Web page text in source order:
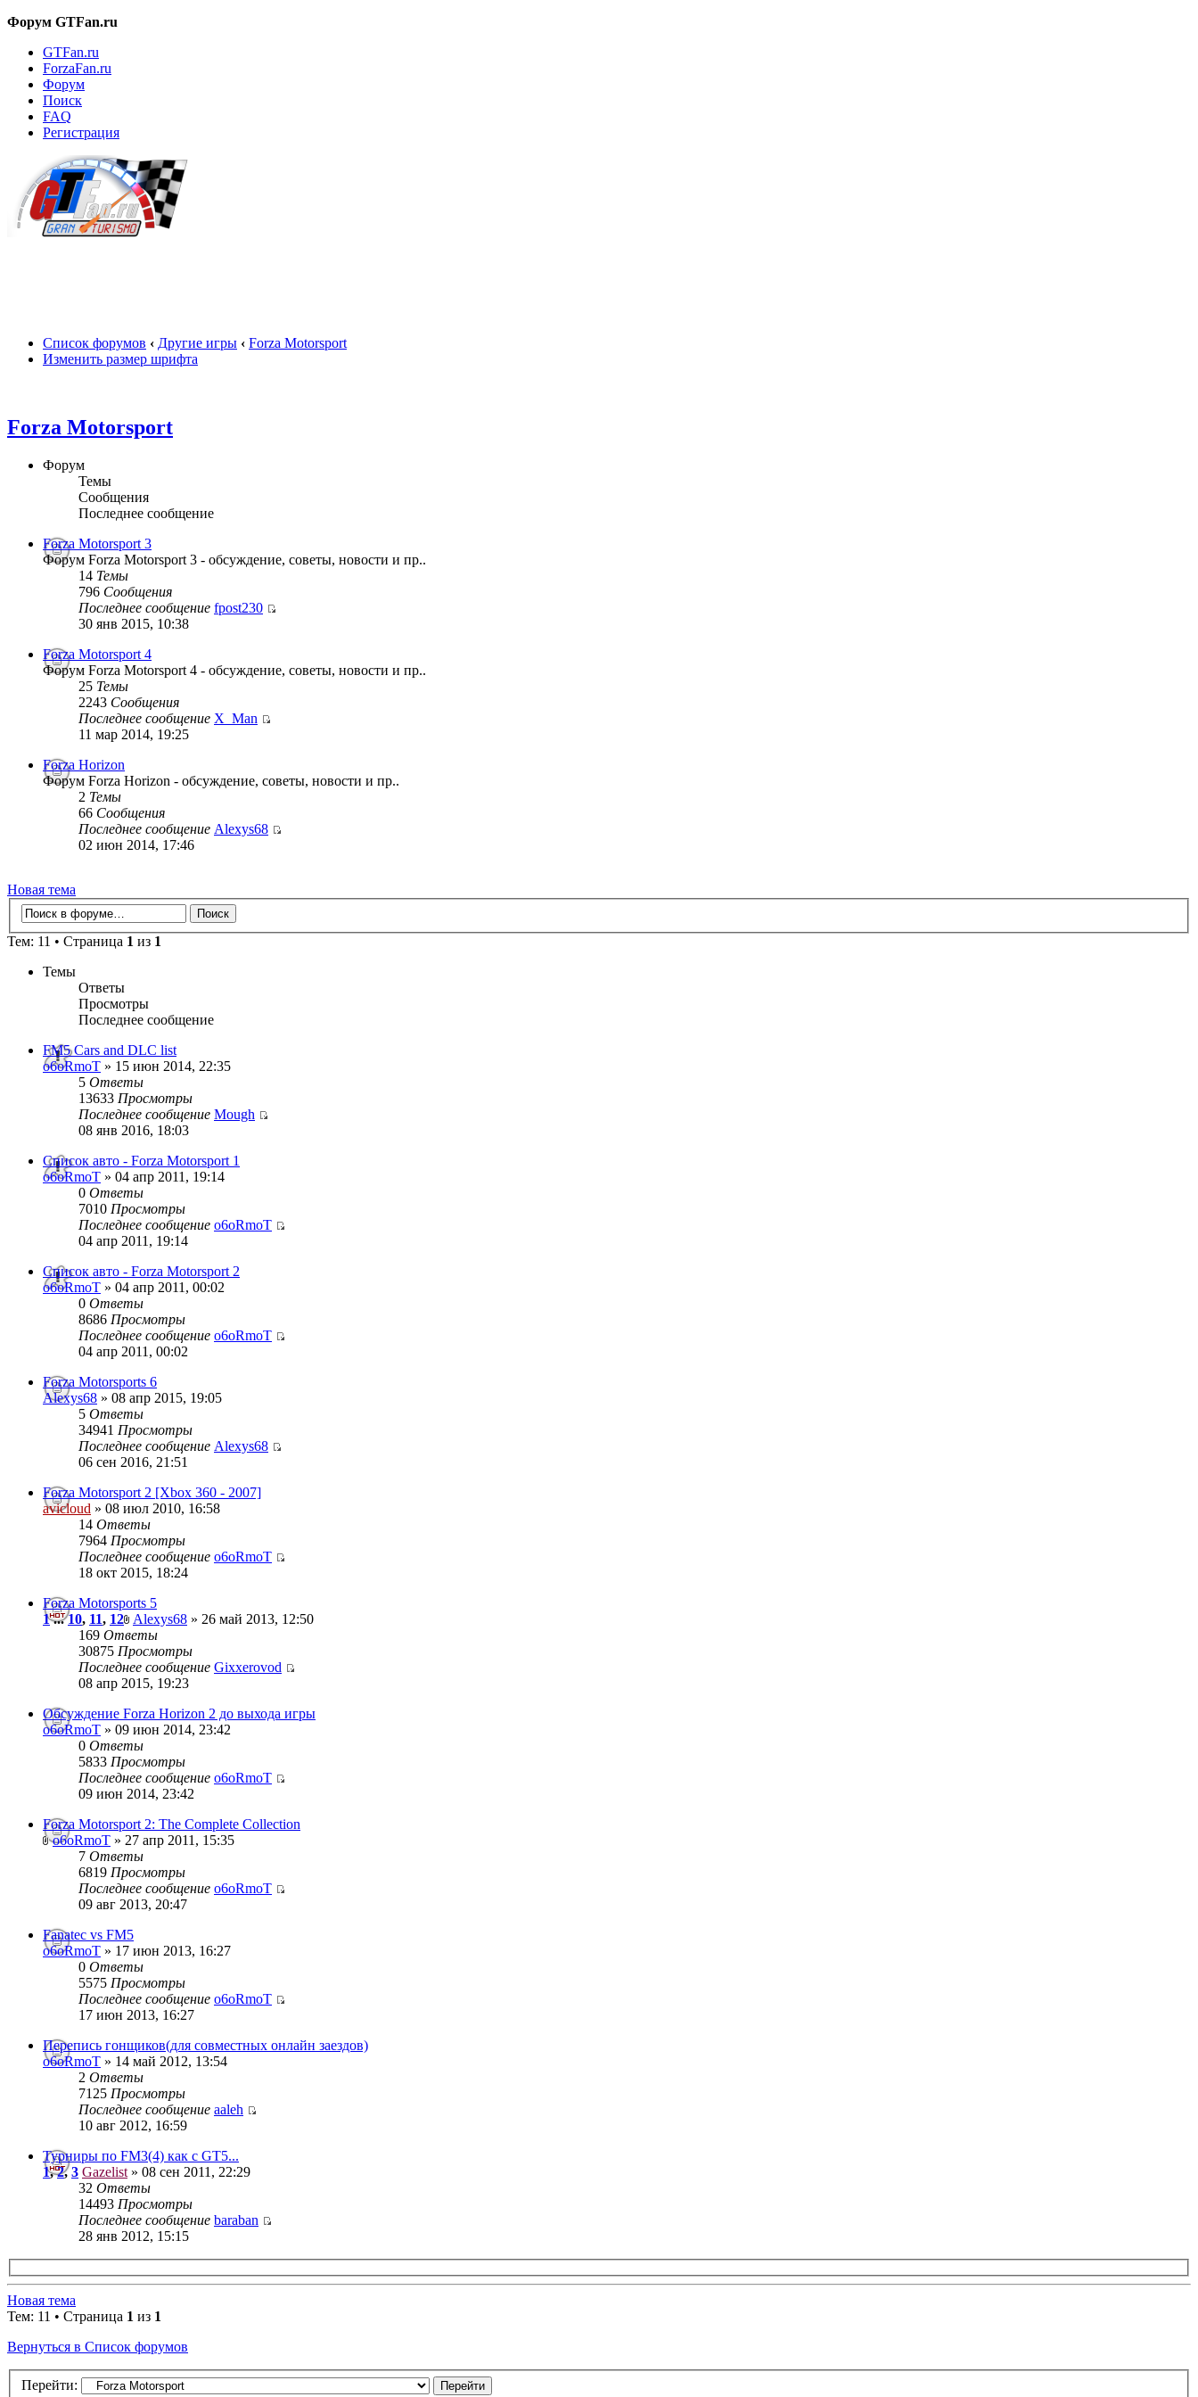
Форум GTFan.ru
GTFan.ru
ForzaFan.ru
Форум
Поиск
FAQ
Регистрация
Список форумов ‹ Другие игры ‹ Forza Motorsport
Изменить размер шрифта
Forza Motorsport
Форум
Темы
Сообщения
Последнее сообщение
Forza Motorsport 3
Форум Forza Motorsport 3 - обсуждение, советы, новости и пр..
14 Темы
796 Сообщения
Последнее сообщение fpost230
30 янв 2015, 10:38
Forza Motorsport 4
Форум Forza Motorsport 4 - обсуждение, советы, новости и пр..
25 Темы
2243 Сообщения
Последнее сообщение X_Man
11 мар 2014, 19:25
Forza Horizon
Форум Forza Horizon - обсуждение, советы, новости и пр..
2 Темы
66 Сообщения
Последнее сообщение Alexys68
02 июн 2014, 17:46
Новая тема
Тем: 11 • Страница 1 из 1
Темы
Ответы
Просмотры
Последнее сообщение
FM5 Cars and DLC list
o6oRmoT » 15 июн 2014, 22:35
5 Ответы
13633 Просмотры
Последнее сообщение Mough
08 янв 2016, 18:03
Список авто - Forza Motorsport 1
o6oRmoT » 04 апр 2011, 19:14
0 Ответы
7010 Просмотры
Последнее сообщение o6oRmoT
04 апр 2011, 19:14
Список авто - Forza Motorsport 2
o6oRmoT » 04 апр 2011, 00:02
0 Ответы
8686 Просмотры
Последнее сообщение o6oRmoT
04 апр 2011, 00:02
Forza Motorsports 6
Alexys68 » 08 апр 2015, 19:05
5 Ответы
34941 Просмотры
Последнее сообщение Alexys68
06 сен 2016, 21:51
Forza Motorsport 2 [Xbox 360 - 2007]
avicloud » 08 июл 2010, 16:58
14 Ответы
7964 Просмотры
Последнее сообщение o6oRmoT
18 окт 2015, 18:24
Forza Motorsports 5
1...10, 11, 12 Alexys68 » 26 май 2013, 12:50
169 Ответы
30875 Просмотры
Последнее сообщение Gixxerovod
08 апр 2015, 19:23
Обсуждение Forza Horizon 2 до выхода игры
o6oRmoT » 09 июн 2014, 23:42
0 Ответы
5833 Просмотры
Последнее сообщение o6oRmoT
09 июн 2014, 23:42
Forza Motorsport 2: The Complete Collection
o6oRmoT » 27 апр 2011, 15:35
7 Ответы
6819 Просмотры
Последнее сообщение o6oRmoT
09 авг 2013, 20:47
Fanatec vs FM5
o6oRmoT » 17 июн 2013, 16:27
0 Ответы
5575 Просмотры
Последнее сообщение o6oRmoT
17 июн 2013, 16:27
Перепись гонщиков(для совместных онлайн заездов)
o6oRmoT » 14 май 2012, 13:54
2 Ответы
7125 Просмотры
Последнее сообщение aaleh
10 авг 2012, 16:59
Турниры по FM3(4) как с GT5...
1,2,3 Gazelist» 08 сен 2011, 22:29
32 Ответы
14493 Просмотры
Последнее сообщение baraban
28 янв 2012, 15:15
Новая тема
Тем: 11 • Страница 1 из 1
Вернуться в Список форумов
Перейти: